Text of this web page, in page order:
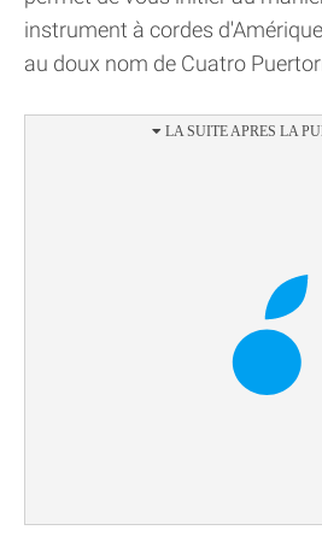
instrument à cordes
au doux nom de Cuatro